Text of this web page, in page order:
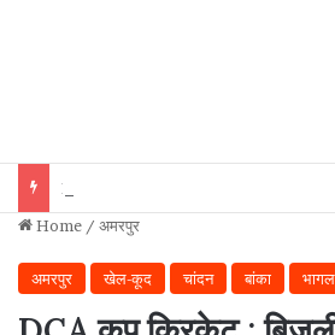
Home / अमरपुर
अमरपुर खेल-कूद चांदन बांका